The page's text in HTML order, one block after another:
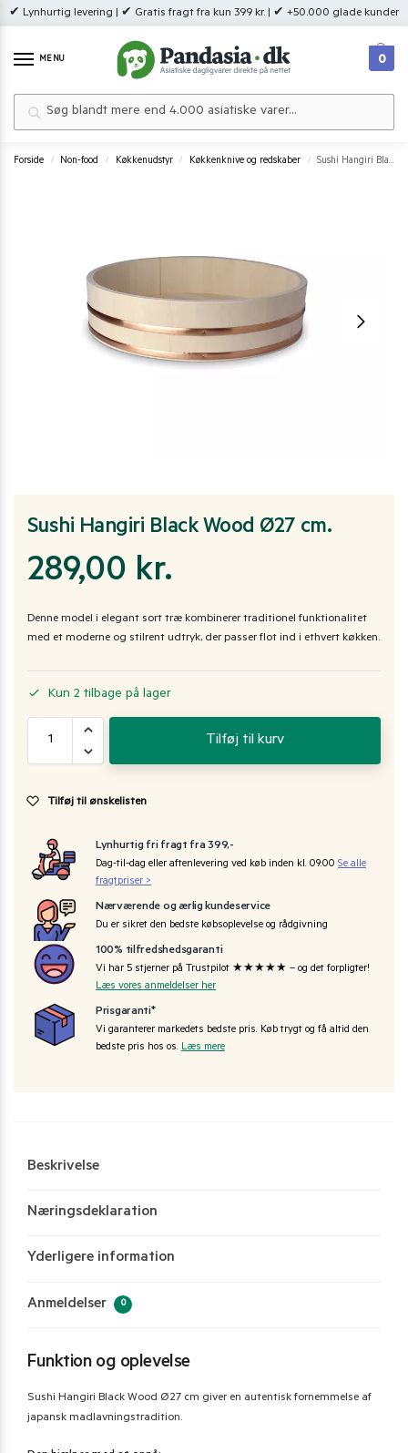
✔ Lynhurtig levering | ✔ Gratis fragt fra kun 399 kr. | ✔ +50.000 glade kunder
MENU 0
Forside / Non-food / Køkkenudstyr / Køkkenknive og redskaber / Sushi Hangiri Black Wood Ø27 cm.
Sushi Hangiri Black Wood Ø27 cm.
289,00 kr.
Denne model i elegant sort træ kombinerer traditionel funktionalitet
med et moderne og stilrent udtryk, der passer flot ind i ethvert køkken.
Kun 2 tilbage på lager
Tilføj til kurv
Tilføj til ønskelisten
Lynhurtig fri fragt fra 399,-
Dag-til-dag eller aftenlevering ved køb inden kl. 09:00 Se alle
fragtpriser >
Nærværende og ærlig kundeservice
Du er sikret den bedste købsoplevelse og rådgivning
100% tilfredshedsgaranti
Vi har 5 stjerner på Trustpilot ★★★★★ – og det forpligter!
Læs vores anmeldelser her
Prisgaranti*
Vi garanterer markedets bedste pris. Køb trygt og få altid den
bedste pris hos os. Læs mere
Beskrivelse
Næringsdeklaration
Yderligere information
Anmeldelser 0
Funktion og oplevelse
Sushi Hangiri Black Wood Ø27 cm giver en autentisk fornemmelse af
japansk madlavningstradition.